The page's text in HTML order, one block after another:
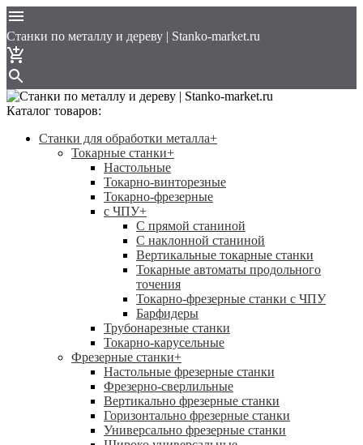
Cтанки по металлу и дереву | Stanko-market.ru
Каталог товаров:
Станки для обработки металла+
Токарные станки+
Настольные
Токарно-винторезные
Токарно-фрезерные
с ЧПУ+
С прямой станиной
C наклонной станиной
Вертикальные токарные станки
Токарные автоматы продольного
точения
Токарно-фрезерные станки с ЧПУ
Барфидеры
Трубонарезные станки
Токарно-карусельные
Фрезерные станки+
Настольные фрезерные станки
Фрезерно-сверлильные
Вертикально фрезерные станки
Горизонтально фрезерные станки
Универсально фрезерные станки